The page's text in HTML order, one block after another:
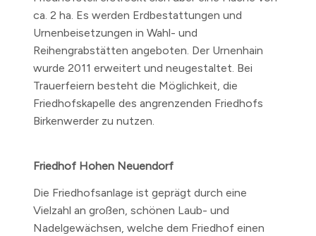
ca. 2 ha. Es werden Erdbestattungen und
Urnenbeisetzungen in Wahl- und
Reihengrabstätten angeboten. Der Urnenhain
wurde 2011 erweitert und neugestaltet. Bei
Trauerfeiern besteht die Möglichkeit, die
Friedhofskapelle des angrenzenden Friedhofs
Birkenwerder zu nutzen.
Friedhof Hohen Neuendorf
Die Friedhofsanlage ist geprägt durch eine
Vielzahl an großen, schönen Laub- und
Nadelgewächsen, welche dem Friedhof einen